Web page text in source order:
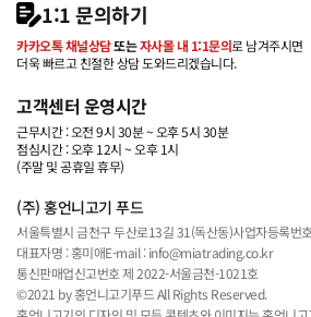
1:1 문의하기
카카오톡 채널상담또는자사몰 내 1:1문의로 남겨주시면
더욱 빠르고 친절한 상담 도와드리겠습니다.
고객센터 운영시간
근무시간 : 오전 9시 30분 ~ 오후 5시 30분
점심시간 : 오후 12시 ~ 오후 1시
(주말 및 공휴일 휴무)
(주) 홍언니고기 푸드
서울특별시 금천구 두산로13길 31(독산동)사업자등록번
대표자명 : 홍미애E-mail : info@miatrading.co.kr
통신판매업신고번호 제 2022-서울금천-1021호
©2021 by 홍언니고기푸드 All Rights Reserved.